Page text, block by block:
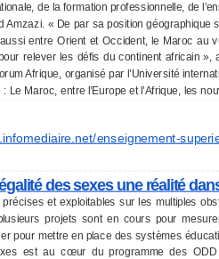
de la formation professionnelle, de
Amzazi. « De par sa position géographique
entre Orient et Occident, le Maroc au
relever les défis du continent africain »,
Afrique, organisé par l’Université
Le Maroc, entre l’Europe et l’Afrique, les
enseignement-
des sexes une réalité
et exploitables sur les multiples
projets sont en cours pour
pour mettre en place des systèmes
est au cœur du programme des